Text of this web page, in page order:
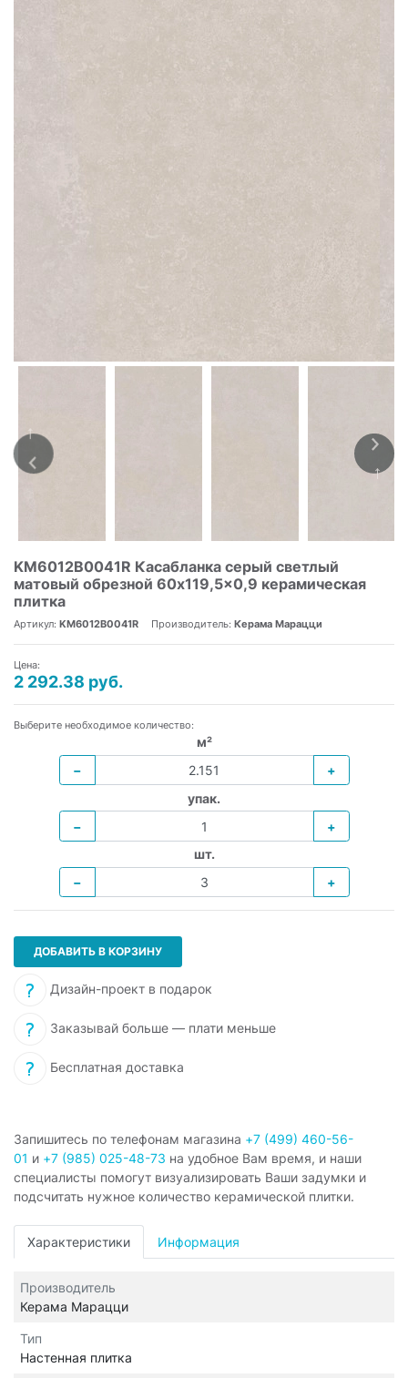
KM6012B0041R Касабланка серый светлый
матовый обрезной 60x119,5x0,9 керамическая
плитка
Артикул: KM6012B0041R Производитель: Керама Марацци
Цена:
2 292.38 руб.
Выберите необходимое количество:
м²
−
+
упак.
−
+
шт.
−
+
ДОБАВИТЬ В КОРЗИНУ
Дизайн-проект в подарок
Заказывай больше — плати меньше
Бесплатная доставка
Запишитесь по телефонам магазина +7 (499) 460-56-
01 и +7 (985) 025-48-73 на удобное Вам время, и наши
специалисты помогут визуализировать Ваши задумки и
подсчитать нужное количество керамической плитки.
Характеристики Информация
Производитель
Керама Марацци
Тип
Настенная плитка